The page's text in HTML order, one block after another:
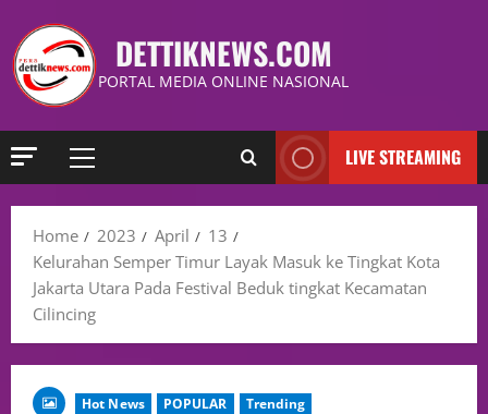
DETTIKNEWS.COM
PORTAL MEDIA ONLINE NASIONAL
LIVE STREAMING
Home 2023 April
13
Kelurahan Semper Timur Layak Masuk ke Tingkat Kota
Jakarta Utara Pada Festival Beduk tingkat Kecamatan
Cilincing
Hot News POPULAR Trending